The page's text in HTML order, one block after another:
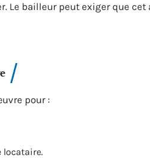
Le bailleur peut exiger que cet
pour :
locataire.